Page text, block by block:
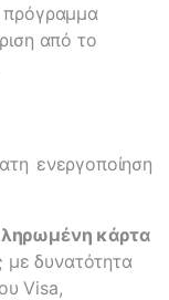
πρόγραμμα
από το
ενεργοποίηση
κάρτα
με δυνατότητα
Visa,